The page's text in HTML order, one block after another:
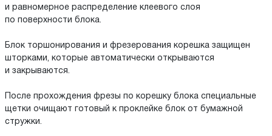
и равномерное распределение клеевого слоя
по поверхности блока.
Блок торшонирования и фрезерования корешка защищен
шторками, которые автоматически открываются
и закрываются.
После прохождения фрезы по корешку блока специальные
щетки очищают готовый к проклейке блок от бумажной
стружки.